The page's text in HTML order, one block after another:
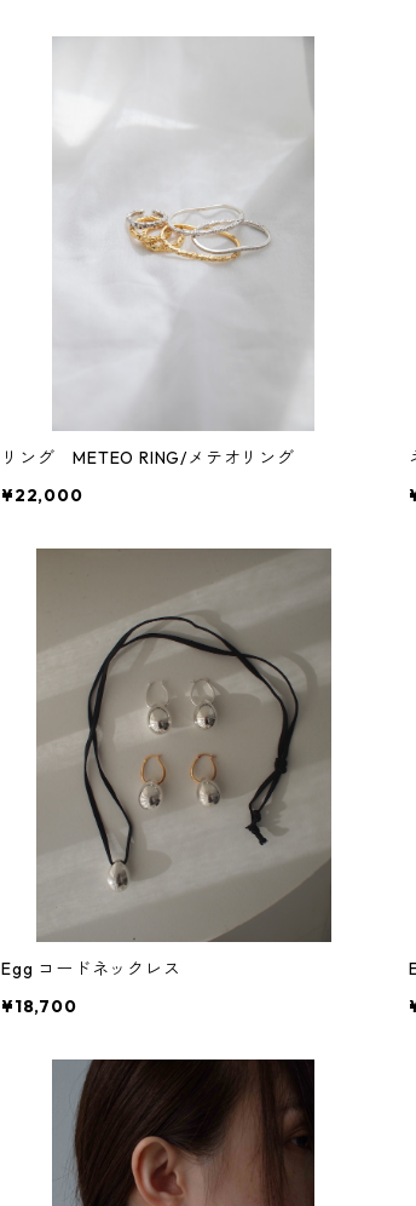
リング METEO RING/メテオリング
¥22,000
Egg コードネックレス
¥18,700